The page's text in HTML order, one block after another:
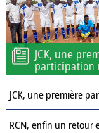
JCK, une
participation
JCK, une première
RCN, enfin un retour